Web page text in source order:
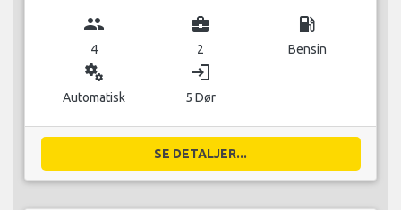
group
4
business_center
2
local_gas_station
Bensin
miscellaneous_services
Automatisk
login
5 Dør
SE DETALJER...